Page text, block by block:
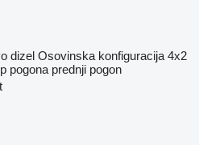
dizel Osovinska konfiguracija 4x2
pogona prednji pogon